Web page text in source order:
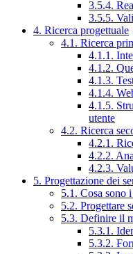
3.5.4.
3.5.5.
4. Ricerca progettuale
4.1. Ricerca
4.1.1.
4.1.2.
4.1.3.
4.1.4.
4.1.5.
utente
4.2. Ricerca
4.2.1.
4.2.2.
4.2.3.
5. Progettazione dei
5.1. Cosa sono
5.2. Progettare
5.3. Definire il
5.3.1.
5.3.2.